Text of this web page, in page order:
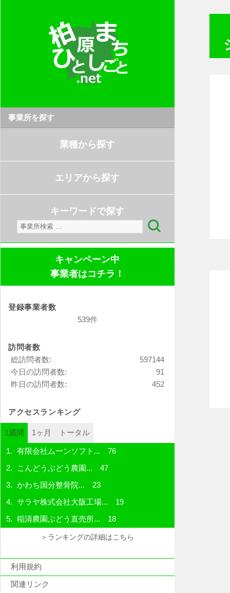
事業所を探す
業種から探す
エリアから探す
キーワードで探す
検
索:
キャンペーン中
事業者はコチラ！
登録事業者数
539件
訪問者数
597144
総訪問者数:
91
今日の訪問者数:
452
昨日の訪問者数:
アクセスランキング
1週間 1ヶ月 トータル
有限会社ムーンソフト... 76
こんどうぶどう農園... 47
かわち国分整骨院... 23
サラヤ株式会社大阪工場... 19
稲清農園ぶどう直売所... 18
＞ランキングの詳細はこちら
利用規約
関連リンク